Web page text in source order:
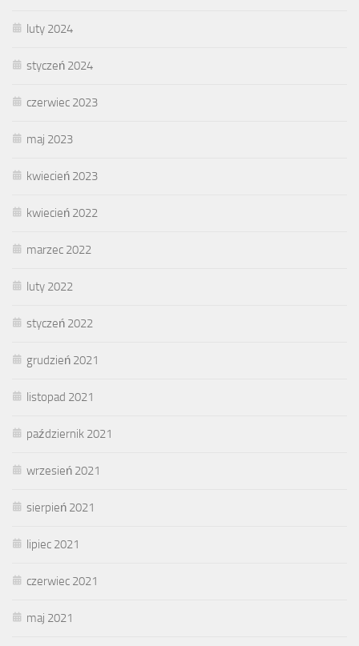
luty 2024
styczeń 2024
czerwiec 2023
maj 2023
kwiecień 2023
kwiecień 2022
marzec 2022
luty 2022
styczeń 2022
grudzień 2021
listopad 2021
październik 2021
wrzesień 2021
sierpień 2021
lipiec 2021
czerwiec 2021
maj 2021